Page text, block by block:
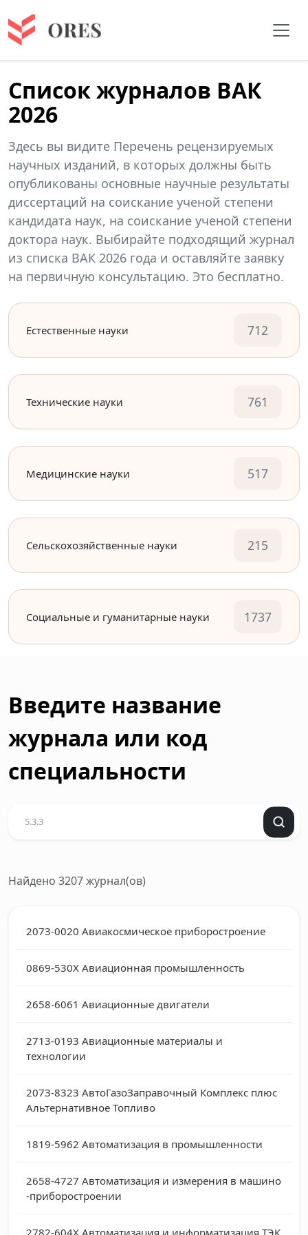
Список журналов ВАК
2026
Здесь вы видите Перечень рецензируемых
научных изданий, в которых должны быть
опубликованы основные научные результаты
диссертаций на соискание ученой степени
кандидата наук, на соискание ученой степени
доктора наук. Выбирайте подходящий журнал
из списка ВАК 2026 года и оставляйте заявку
на первичную консультацию. Это бесплатно.
Естественные науки 712
Технические науки 761
Медицинские науки 517
Сельскохозяйственные науки 215
Социальные и гуманитарные науки 1737
Введите название
журнала или код
специальности
Найдено 3207 журнал(ов)
2073-0020 Авиакосмическое приборостроение
0869-530X Авиационная промышленность
2658-6061 Авиационные двигатели
2713-0193 Авиационные материалы и
технологии
2073-8323 АвтоГазоЗаправочный Комплекс плюс
Альтернативное Топливо
1819-5962 Автоматизация в промышленности
2658-4727 Автоматизация и измерения в машино
-приборостроении
2782-604X Автоматизация и информатизация ТЭК